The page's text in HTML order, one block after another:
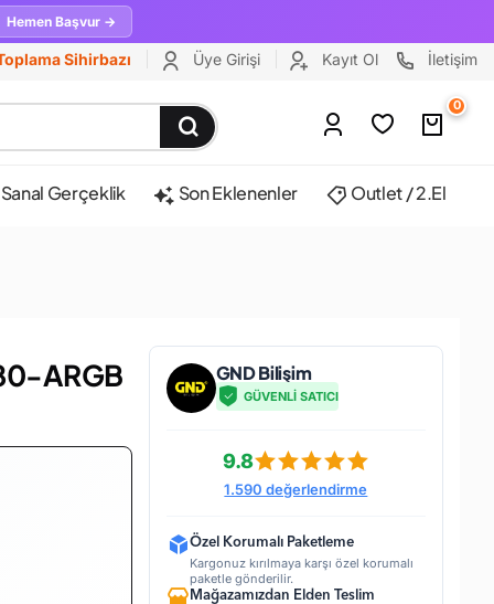
Hemen Başvur →
Sihirbazı Üye Girişi Kayıt Ol İletişim
0
Sanal Gerçeklik Son Eklenenler Outlet / 2.El
ARGB
GND Bilişim
GÜVENLİ SATICI
9.8
1.590 değerlendirme
Özel Korumalı Paketleme
Kargonuz kırılmaya karşı özel korumalı
paketle gönderilir.
Mağazamızdan Elden Teslim